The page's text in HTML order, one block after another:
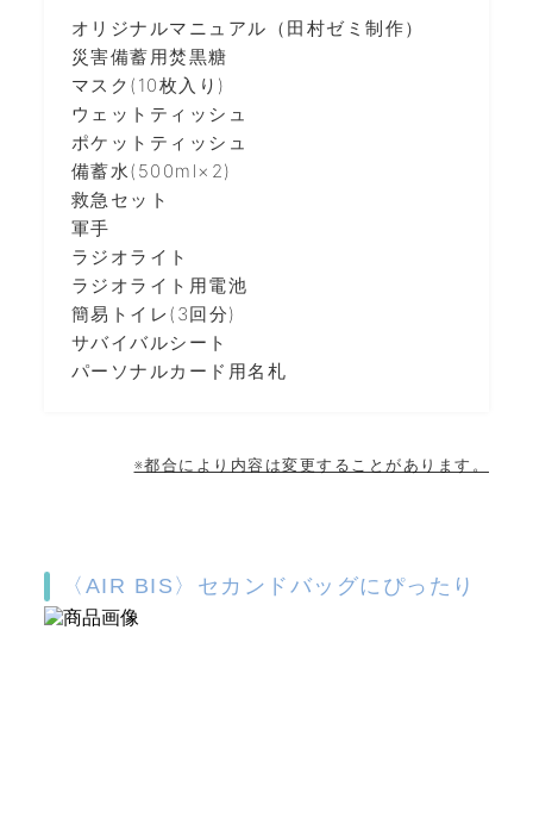
オリジナルマニュアル（田村ゼミ制作）
災害備蓄用焚黒糖
マスク(10枚入り)
ウェットティッシュ
ポケットティッシュ
備蓄水(500ml×2)
救急セット
軍手
ラジオライト
ラジオライト用電池
簡易トイレ(3回分)
サバイバルシート
パーソナルカード用名札
※都合により内容は変更することがあります。
〈AIR BIS〉セカンドバッグにぴったり